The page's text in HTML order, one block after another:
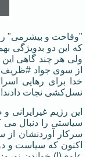
"وقاحت و بیشرمی"
که این دو بدویژگی
ولی هر چند گاهی این
از سوی جواد
خدا برای رهایی
نسل‌کشی نجات
این رژیم
سرکار آوردنشان از